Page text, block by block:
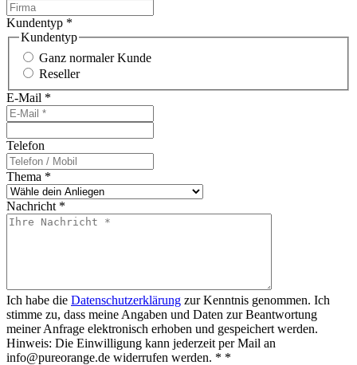
Kundentyp *
Kundentyp
Ganz normaler Kunde
Reseller
E-Mail *
Telefon
Thema *
Nachricht *
Ich habe die Datenschutzerklärung zur Kenntnis genommen. Ich
stimme zu, dass meine Angaben und Daten zur Beantwortung
meiner Anfrage elektronisch erhoben und gespeichert werden.
Hinweis: Die Einwilligung kann jederzeit per Mail an
info@pureorange.de widerrufen werden. * *